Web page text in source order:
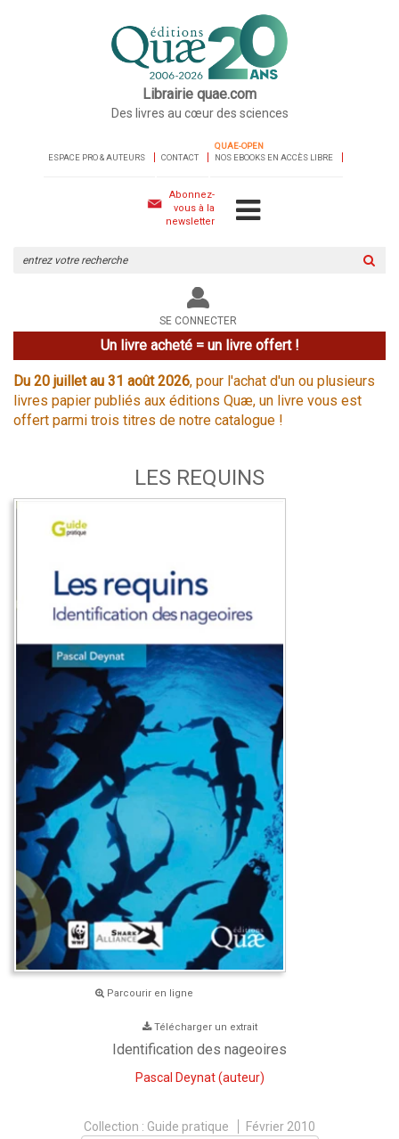
Librairie quae.com
Des livres au cœur des sciences
ESPACE PRO & AUTEURS CONTACT
QUAE-OPEN
NOS EBOOKS EN ACCÈS LIBRE
Abonnez-
vous à la
newsletter
le
site
SE CONNECTER
Un livre acheté = un livre offert !
Du 20 juillet au 31 août 2026, pour l'achat d'un ou plusieurs
livres papier publiés aux éditions Quæ, un livre vous est
offert parmi trois titres de notre catalogue !
LES REQUINS
Parcourir en ligne
Télécharger un extrait
Identification des nageoires
Pascal Deynat(auteur)
Collection : Guide pratique
Février 2010